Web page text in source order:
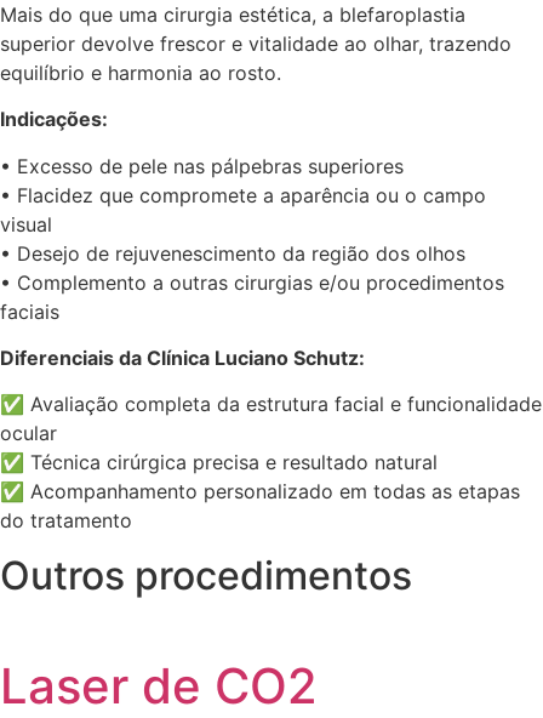
Mais do que uma cirurgia estética, a blefaroplastia
superior devolve frescor e vitalidade ao olhar, trazendo
equilíbrio e harmonia ao rosto.
Indicações:
• Excesso de pele nas pálpebras superiores
• Flacidez que compromete a aparência ou o campo
visual
• Desejo de rejuvenescimento da região dos olhos
• Complemento a outras cirurgias e/ou procedimentos
faciais
Diferenciais da Clínica Luciano Schutz:
✅ Avaliação completa da estrutura facial e funcionalidade
ocular
✅ Técnica cirúrgica precisa e resultado natural
✅ Acompanhamento personalizado em todas as etapas
do tratamento
Outros procedimentos
Laser de CO2